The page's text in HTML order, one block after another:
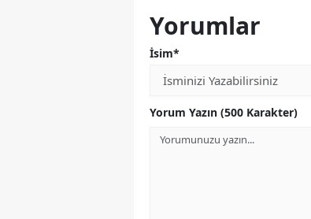
Yorumlar
İsim*
Yorum Yazın (500 Karakter)